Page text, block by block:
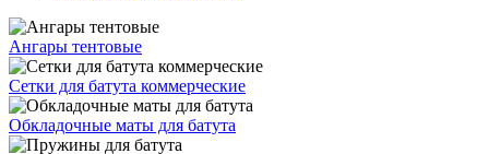
Ангары тентовые
Сетки для батута коммерческие
Обкладочные маты для батута